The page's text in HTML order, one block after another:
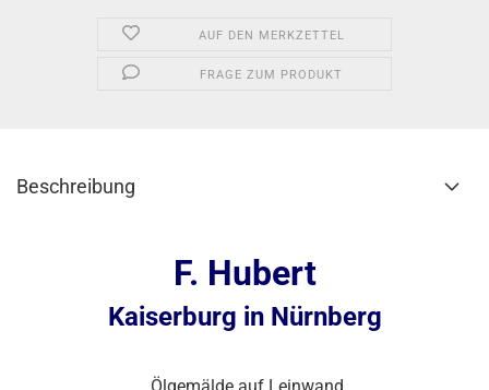
AUF DEN MERKZETTEL
FRAGE ZUM PRODUKT
Beschreibung
F. Hubert
Kaiserburg in Nürnberg